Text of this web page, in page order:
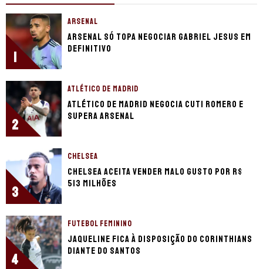
1
ARSENAL
Arsenal só topa negociar Gabriel Jesus em
definitivo
2
ATLÉTICO DE MADRID
Atlético de Madrid negocia Cuti Romero e
supera Arsenal
3
CHELSEA
Chelsea aceita vender Malo Gusto por R$
513 milhões
4
FUTEBOL FEMININO
Jaqueline fica à disposição do Corinthians
diante do Santos